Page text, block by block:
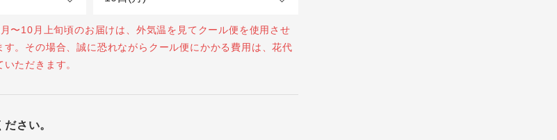
〜10月上旬頃のお届けは、外気温を見てクール便を使用させ
す。その場合、誠に恐れながらクール便にかかる費用は、花代
ただきます。
さい。